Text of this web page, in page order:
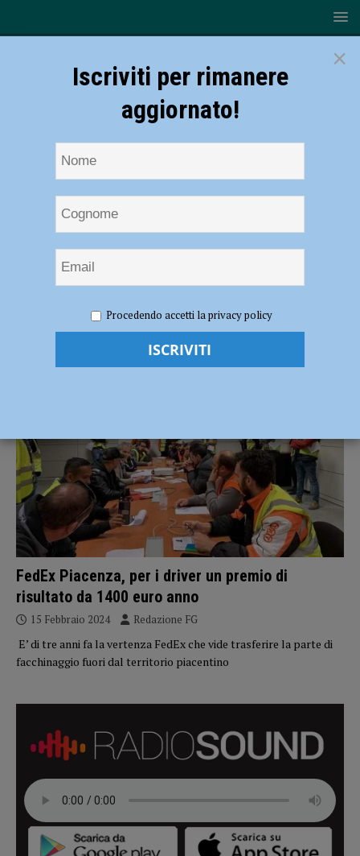
FedEx Piacenza, per i driver un premio di
risultato da 1400 euro anno
15 Febbraio 2024 Redazione FG
E’ di tre anni fa la vertenza FedEx che vide trasferire la parte di
facchinaggio fuori dal territorio piacentino
×
Iscriviti per rimanere
aggiornato!
Procedendo accetti la privacy policy